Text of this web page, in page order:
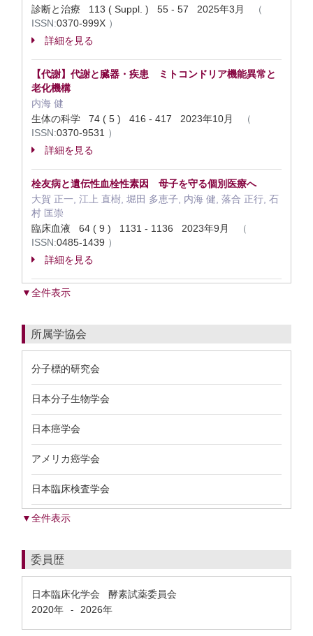
診断と治療 113 ( Suppl. ) 55 - 57 2025年3月
（
ISSN:0370-999X ）
詳細を見る
【代謝】代謝と臓器・疾患 ミトコンドリア機能異常と
老化機構
内海 健
生体の科学 74 ( 5 ) 416 - 417 2023年10月
（
ISSN:0370-9531 ）
詳細を見る
栓友病と遺伝性血栓性素因 母子を守る個別医療へ
大賀 正一, 江上 直樹, 堀田 多恵子, 内海 健, 落合 正行, 石
村 匡崇
臨床血液 64 ( 9 ) 1131 - 1136 2023年9月
（
ISSN:0485-1439 ）
詳細を見る
▼全件表示
所属学協会
分子標的研究会
日本分子生物学会
日本癌学会
アメリカ癌学会
日本臨床検査学会
▼全件表示
委員歴
日本臨床化学会 酵素試薬委員会
2020年
- 2026年